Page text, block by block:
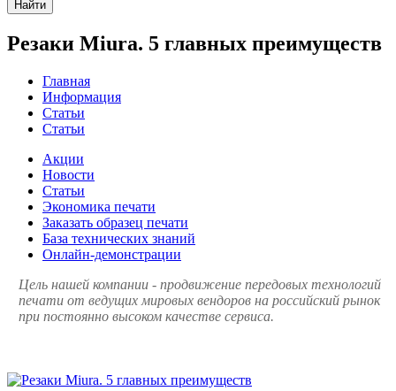
Найти
Резаки Miura. 5 главных преимуществ
Главная
Информация
Статьи
Статьи
Акции
Новости
Статьи
Экономика печати
Заказать образец печати
База технических знаний
Онлайн-демонстрации
Цель нашей компании - продвижение передовых технологий
печати от ведущих мировых вендоров на российский рынок
при постоянно высоком качестве сервиса.